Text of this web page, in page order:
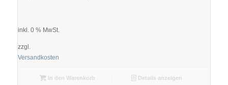
inkl. 0 % MwSt.
zzgl.
Versandkosten
In den Warenkorb Details anzeigen